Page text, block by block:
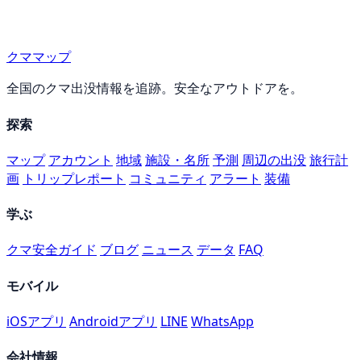
クママップ
全国のクマ出没情報を追跡。安全なアウトドアを。
探索
マップ アカウント 地域施設・名所予測 周辺の出没旅行計
画 トリップレポート コミュニティ アラート 装備
学ぶ
クマ安全ガイド ブログ ニュース データ FAQ
モバイル
iOSアプリ Androidアプリ LINE WhatsApp